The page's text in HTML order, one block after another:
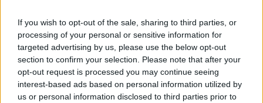
If you wish to opt-out of the sale, sharing to third parties, or
processing of your personal or sensitive information for
targeted advertising by us, please use the below opt-out
section to confirm your selection. Please note that after your
opt-out request is processed you may continue seeing
interest-based ads based on personal information utilized by
us or personal information disclosed to third parties prior to
fotózta a címlapra